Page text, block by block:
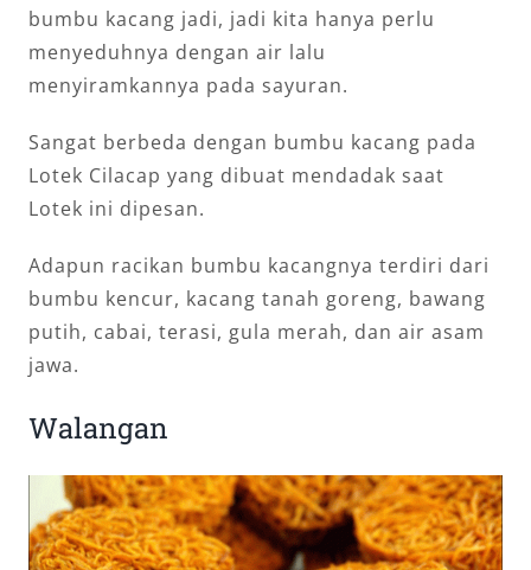
bumbu kacang jadi, jadi kita hanya perlu
menyeduhnya dengan air lalu
menyiramkannya pada sayuran.
Sangat berbeda dengan bumbu kacang pada
Lotek Cilacap yang dibuat mendadak saat
Lotek ini dipesan.
Adapun racikan bumbu kacangnya terdiri dari
bumbu kencur, kacang tanah goreng, bawang
putih, cabai, terasi, gula merah, dan air asam
jawa.
Walangan